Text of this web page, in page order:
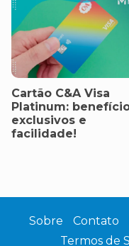
Cartão C&A Visa
Platinum:
exclusivos e
facilidade!
Sobre Contato
Termos de